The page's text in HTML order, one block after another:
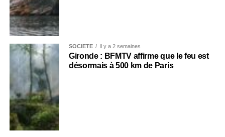
SOCIÉTÉ Il y a 2 semaines
Gironde : BFMTV affirme que le feu est
désormais à 500 km de Paris